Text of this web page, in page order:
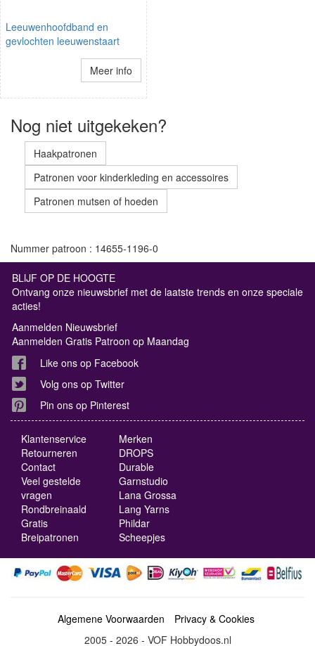
Leeuwenhoofdband en
gevlochten leeuwenstaart
Meer info
Nog niet uitgekeken?
Haakpatronen
Patronen voor kinderkleding en accessoires
Patronen mutsen of hoeden
Nummer patroon : 14655-1196-0
BLIJF OP DE HOOGTE
Ontvang onze nieuwsbrief met de laatste trends en onze speciale
acties!
Aanmelden Nieuwsbrief
Aanmelden Gratis Patroon op Maandag
Like ons op Facebook
Volg ons op Twitter
Pin ons op Pinterest
Klantenservice
Retourneren
Contact
Veel gestelde
vragen
Rondbreinaald
Gratis
Breipatronen
Merken
DROPS
Durable
Garnstudio
Lana Grossa
Lang Yarns
Phildar
Scheepjes
Algemene Voorwaarden
Privacy & Cookies
2005 - 2026 - VOF Hobbydoos.nl